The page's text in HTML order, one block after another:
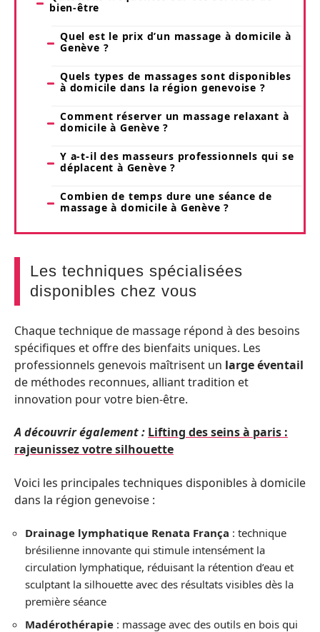
bien-être
Quel est le prix d’un massage à domicile à
Genève ?
Quels types de massages sont disponibles
à domicile dans la région genevoise ?
Comment réserver un massage relaxant à
domicile à Genève ?
Y a-t-il des masseurs professionnels qui se
déplacent à Genève ?
Combien de temps dure une séance de
massage à domicile à Genève ?
Les techniques spécialisées
disponibles chez vous
Chaque technique de massage répond à des besoins
spécifiques et offre des bienfaits uniques. Les
professionnels genevois maîtrisent un large éventail
de méthodes reconnues, alliant tradition et
innovation pour votre bien-être.
A découvrir également : Lifting des seins à paris :
rajeunissez votre silhouette
Voici les principales techniques disponibles à domicile
dans la région genevoise :
Drainage lymphatique Renata França : technique
brésilienne innovante qui stimule intensément la
circulation lymphatique, réduisant la rétention d’eau et
sculptant la silhouette avec des résultats visibles dès la
première séance
Madérothérapie : massage avec des outils en bois qui